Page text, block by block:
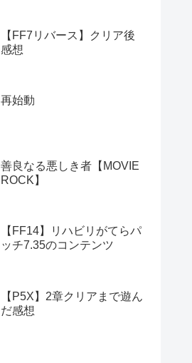
【FF7リバース】クリア後
感想
再始動
善良なる悪しき者【MOVIE
ROCK】
【FF14】リハビリがてらパ
ッチ7.35のコンテンツ
【P5X】2章クリアまで遊ん
だ感想